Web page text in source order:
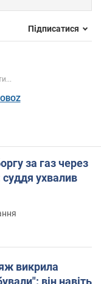
Підписатися
за газ через
суддя ухвалив
викрила
він навіть